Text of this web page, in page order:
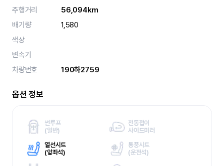
주행거리
56,094km
배기량
1,580
색상
변속기
차량번호
190하2759
옵션 정보
썬루프
(일반)
전동접이
사이드미러
열선시트
(앞좌석)
통풍시트
(운전석)